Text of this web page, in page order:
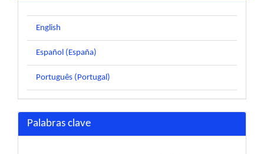
English
Español (España)
Português (Portugal)
Palabras clave